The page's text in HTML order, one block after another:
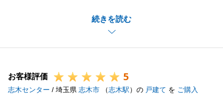
続きを読む
をされたことと思いますが、無事にサポートすること
ができて安堵しております。
一日も早くご快復されますことをお祈り申し上げま
お客様評価 5
志木センター / 埼玉県 志木市 （志木駅）の 戸建て を ご購入